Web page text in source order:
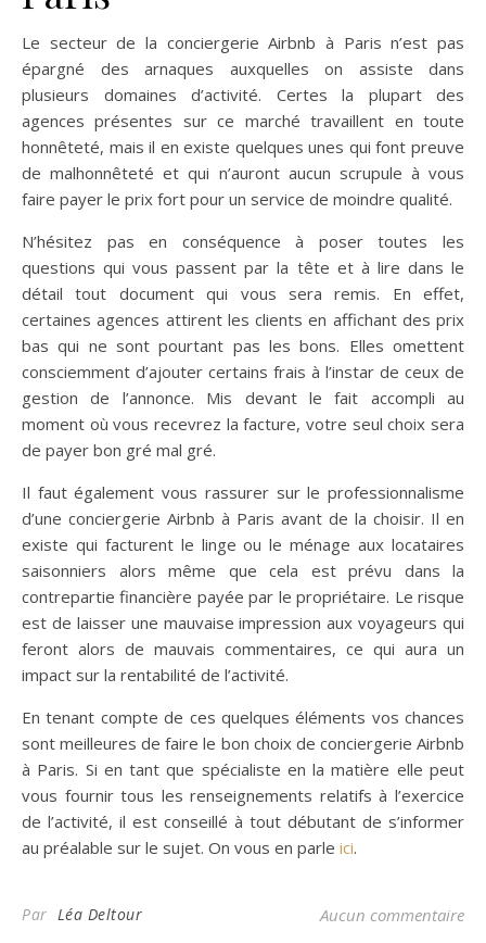
Le secteur de la conciergerie Airbnb à Paris n’est pas
épargné des arnaques auxquelles on assiste dans
plusieurs domaines d’activité. Certes la plupart des
agences présentes sur ce marché travaillent en toute
honnêteté, mais il en existe quelques unes qui font preuve
de malhonnêteté et qui n’auront aucun scrupule à vous
faire payer le prix fort pour un service de moindre qualité.
N’hésitez pas en conséquence à poser toutes les
questions qui vous passent par la tête et à lire dans le
détail tout document qui vous sera remis. En effet,
certaines agences attirent les clients en affichant des prix
bas qui ne sont pourtant pas les bons. Elles omettent
consciemment d’ajouter certains frais à l’instar de ceux de
gestion de l’annonce. Mis devant le fait accompli au
moment où vous recevrez la facture, votre seul choix sera
de payer bon gré mal gré.
Il faut également vous rassurer sur le professionnalisme
d’une conciergerie Airbnb à Paris avant de la choisir. Il en
existe qui facturent le linge ou le ménage aux locataires
saisonniers alors même que cela est prévu dans la
contrepartie financière payée par le propriétaire. Le risque
est de laisser une mauvaise impression aux voyageurs qui
feront alors de mauvais commentaires, ce qui aura un
impact sur la rentabilité de l’activité.
En tenant compte de ces quelques éléments vos chances
sont meilleures de faire le bon choix de conciergerie Airbnb
à Paris. Si en tant que spécialiste en la matière elle peut
vous fournir tous les renseignements relatifs à l’exercice
de l’activité, il est conseillé à tout débutant de s’informer
au préalable sur le sujet. On vous en parle ici.
Par Léa Deltour Aucun commentaire